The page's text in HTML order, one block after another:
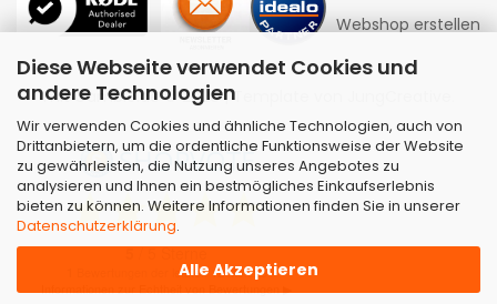
Diese Webseite verwendet Cookies und
andere Technologien
Wir verwenden Cookies und ähnliche Technologien, auch von
Drittanbietern, um die ordentliche Funktionsweise der Website
zu gewährleisten, die Nutzung unseres Angebotes zu
analysieren und Ihnen ein bestmögliches Einkaufserlebnis
bieten zu können. Weitere Informationen finden Sie in unserer
Datenschutzerklärung.
Alle Akzeptieren
Webshop erstellen
mit Gambio.de © 2026 | Template von